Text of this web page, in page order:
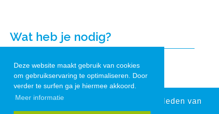
Deze website maakt gebruik van cookies
om gebruikservaring te optimaliseren. Door
verder te surfen ga je hiermee akkoord.
Meer informatie
Dit document is enkel zichtbaar voor leden van
Wat heb je nodig?
Flappen
Balpennen en stiften